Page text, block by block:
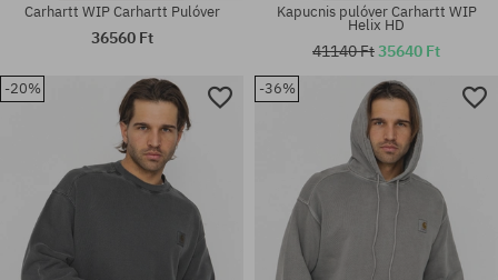
Elérhető méretek:
Elérhető méretek:
Carhartt WIP Carhartt Pulóver
36560 Ft
Kapucnis pulóver Carhartt WIP
Helix HD
41140 Ft35640 Ft
-20% -36%